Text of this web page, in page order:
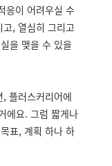
응이 어려우실 수
, 열심히 그리고
을 맺을 수 있을
플러스커리어에
에요. 그럼 짧게나
표, 계획 하나 하